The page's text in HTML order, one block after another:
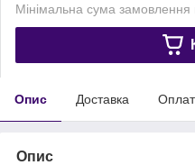
Мінімальна сума
Опис Доставка
Опис